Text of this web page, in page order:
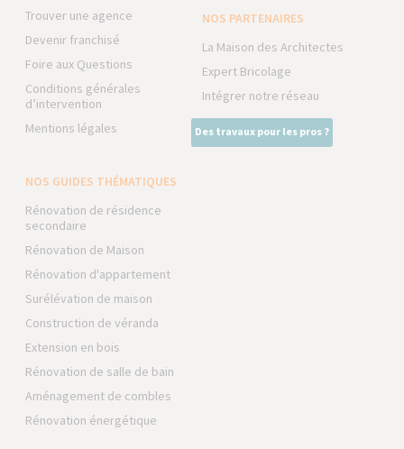
Trouver une agence
Devenir franchisé
Foire aux Questions
Conditions générales
d’intervention
Mentions légales
NOS PARTENAIRES
La Maison des Architectes
Expert Bricolage
Intégrer notre réseau
Des travaux pour les pros ?
NOS GUIDES THÉMATIQUES
Rénovation de résidence
secondaire
Rénovation de Maison
Rénovation d'appartement
Surélévation de maison
Construction de véranda
Extension en bois
Rénovation de salle de bain
Aménagement de combles
Rénovation énergétique